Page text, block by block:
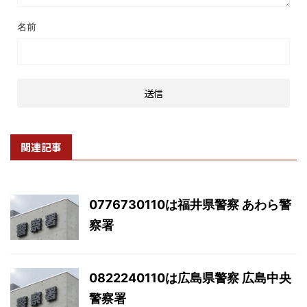
名前
関連記事
0776730110は福井県警察 あわら警
察署
0822240110は広島県警察 広島中央
警察署